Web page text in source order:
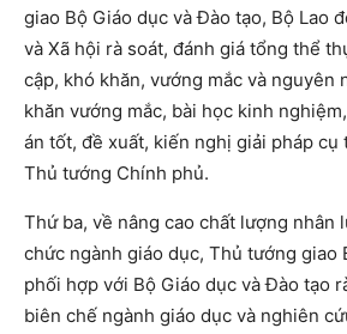
giao Bộ Giáo dục và Đào tạo, Bộ Lao
và Xã hội rà soát, đánh giá tổng thể
cập, khó khăn, vướng mắc và nguyên
khăn vướng mắc, bài học kinh
án tốt, đề xuất, kiến nghị giải pháp cụ
Thủ tướng Chính phủ.
Thứ ba, về nâng cao chất lượng nhân
chức ngành giáo dục, Thủ tướng giao
phối hợp với Bộ Giáo dục và Đào tạo
biên chế ngành giáo dục và nghiên